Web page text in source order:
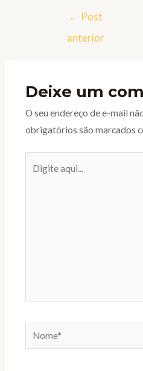
← Post
anterior
Deixe um
O seu endereço de e-mail
obrigatórios são marcados
aqui...
Nome*